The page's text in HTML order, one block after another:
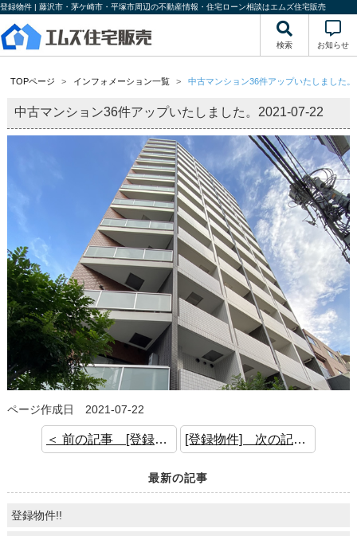
登録物件 | 藤沢市・茅ケ崎市・平塚市周辺の不動産情報・住宅ローン相談はエムズ住宅販売
検索 お知らせ
TOPページ インフォメーション一覧 中古マンション36件アップいたしました。
中古マンション36件アップいたしました。 2021-07-22
ページ作成日 2021-07-22
＜ 前の記事 [登録物件] [登録物件] 次の記事 ＞
最新の記事
登録物件!!